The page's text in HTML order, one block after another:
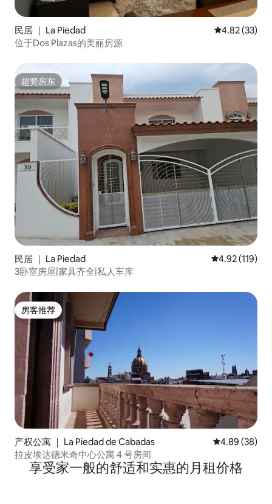
民居 ｜ La Piedad 平均评分
4.82 (33)
位于Dos Plazas的美丽房源
超赞房东
超赞房东
民居 ｜ La Piedad 平均评分 4.92
4.92 (119)
3卧室房屋|家具齐全|私人车库
房客推荐
房客推荐
产权公寓 ｜ La Piedad de Cabadas 平均评分 4.89
4.89 (38)
拉皮埃达德米奇中心公寓 4 号房间
享受家一般的舒适和实惠的月租价格